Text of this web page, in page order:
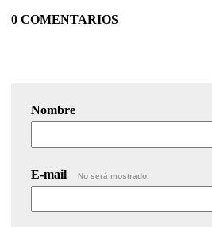
0 COMENTARIOS
Nombre
E-mail No será mostrado.